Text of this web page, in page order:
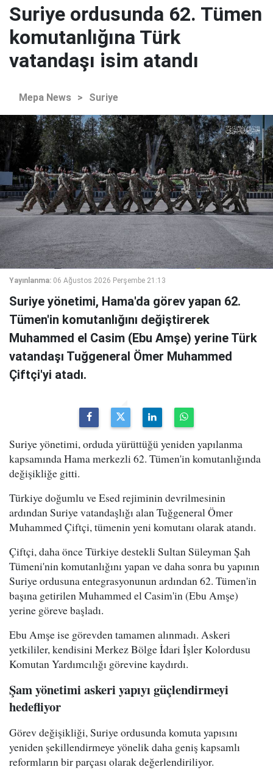
Suriye ordusunda 62. Tümen
komutanlığına Türk
vatandaşı isim atandı
Mepa News > Suriye
Yayınlanma: 06 Ağustos 2026 Perşembe 21:13
Suriye yönetimi, Hama'da görev yapan 62.
Tümen'in komutanlığını değiştirerek
Muhammed el Casim (Ebu Amşe) yerine Türk
vatandaşı Tuğgeneral Ömer Muhammed
Çiftçi'yi atadı.
Suriye yönetimi, orduda yürüttüğü yeniden yapılanma
kapsamında Hama merkezli 62. Tümen'in komutanlığında
değişikliğe gitti.
Türkiye doğumlu ve Esed rejiminin devrilmesinin
ardından Suriye vatandaşlığı alan Tuğgeneral Ömer
Muhammed Çiftçi, tümenin yeni komutanı olarak atandı.
Çiftçi, daha önce Türkiye destekli Sultan Süleyman Şah
Tümeni'nin komutanlığını yapan ve daha sonra bu yapının
Suriye ordusuna entegrasyonunun ardından 62. Tümen'in
başına getirilen Muhammed el Casim'in (Ebu Amşe)
yerine göreve başladı.
Ebu Amşe ise görevden tamamen alınmadı. Askeri
yetkililer, kendisini Merkez Bölge İdari İşler Kolordusu
Komutan Yardımcılığı görevine kaydırdı.
Şam yönetimi askeri yapıyı güçlendirmeyi
hedefliyor
Görev değişikliği, Suriye ordusunda komuta yapısını
yeniden şekillendirmeye yönelik daha geniş kapsamlı
reformların bir parçası olarak değerlendiriliyor.